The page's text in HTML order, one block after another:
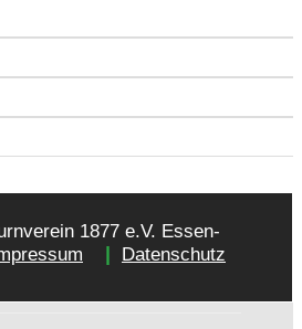
1877 e.V. Essen-
| Datenschutz